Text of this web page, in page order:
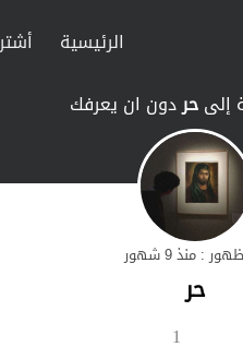
الرئيسية
إلىحردون ان يعرفك
: منذ 9 شهور
حر
1